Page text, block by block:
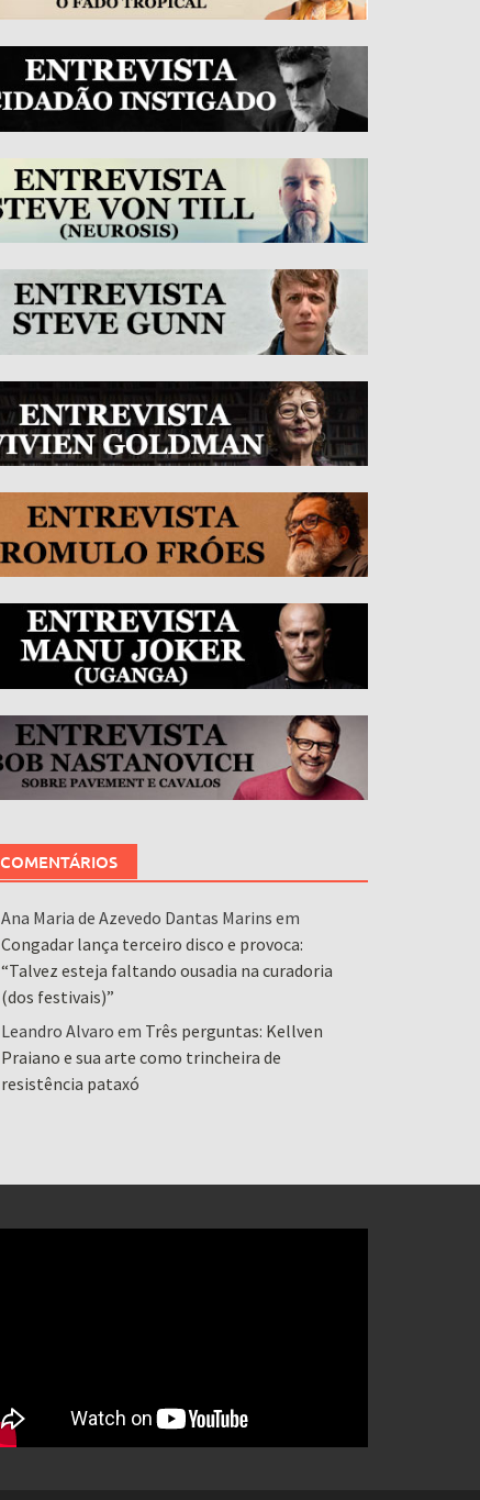
COMENTÁRIOS
Ana Maria de Azevedo Dantas Marins em
Congadar lança terceiro disco e provoca:
“Talvez esteja faltando ousadia na curadoria
(dos festivais)”
Leandro Alvaro em Três perguntas: Kellven
Praiano e sua arte como trincheira de
resistência pataxó